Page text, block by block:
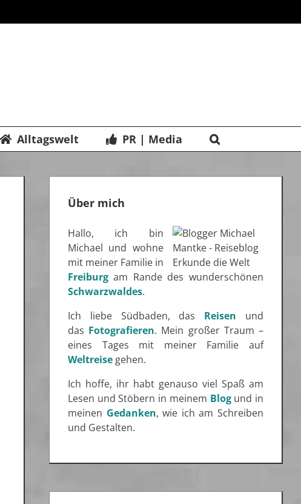
Alltagswelt PR | Media
Über mich
Hallo, ich bin
Michael und wohne
mit meiner Familie in
Freiburgam Rande des wunderschönen
Schwarzwaldes.
Ich liebe Südbaden, das Reisen und
das Fotografieren. Mein großer Traum –
eines Tages mit meiner Familie auf
Weltreisegehen.
Ich hoffe, ihr habt genauso viel Spaß am
Lesen und Stöbern in meinem Blog und in
meinen Gedanken, wie ich am Schreiben
und Gestalten.